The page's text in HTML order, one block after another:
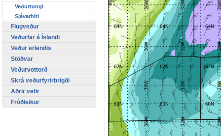
Veðurtungl
Sjávarhiti
Flugveður
Veðurfar á Íslandi
Veður erlendis
Stöðvar
Veðurvottorð
Skrá veðurfyrirbrigði
Aðrir vefir
Fróðleikur